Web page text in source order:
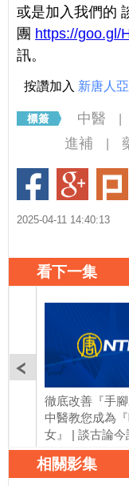
或是加入我們的
團 https://goo.gl/
訊。
按讚加入 新唐人
中醫
進補
2025-04-11 14:40:13
看下一集
徹底改善『手腳
中醫教您成為
女』 | 談古論今
(485)
相關影集